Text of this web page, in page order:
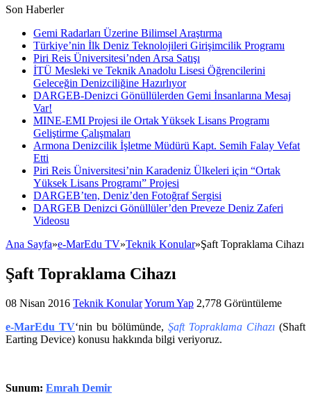
Son Haberler
Gemi Radarları Üzerine Bilimsel Araştırma
Türkiye’nin İlk Deniz Teknolojileri Girişimcilik Programı
Piri Reis Üniversitesi’nden Arsa Satışı
İTÜ Mesleki ve Teknik Anadolu Lisesi Öğrencilerini
Geleceğin Denizciliğine Hazırlıyor
DARGEB-Denizci Gönüllülerden Gemi İnsanlarına Mesaj
Var!
MINE-EMI Projesi ile Ortak Yüksek Lisans Programı
Geliştirme Çalışmaları
Armona Denizcilik İşletme Müdürü Kapt. Semih Falay Vefat
Etti
Piri Reis Üniversitesi’nin Karadeniz Ülkeleri için “Ortak
Yüksek Lisans Programı” Projesi
DARGEB’ten, Deniz’den Fotoğraf Sergisi
DARGEB Denizci Gönüllüler’den Preveze Deniz Zaferi
Videosu
Ana Sayfa»e-MarEdu TV»Teknik Konular»Şaft Topraklama Cihazı
Şaft Topraklama Cihazı
08 Nisan 2016 Teknik KonularYorum Yap 2,778 Görüntüleme
e-MarEdu TV‘nin bu bölümünde, Şaft Topraklama Cihazı (Shaft
Earting Device) konusu hakkında bilgi veriyoruz.
Sunum: Emrah Demir